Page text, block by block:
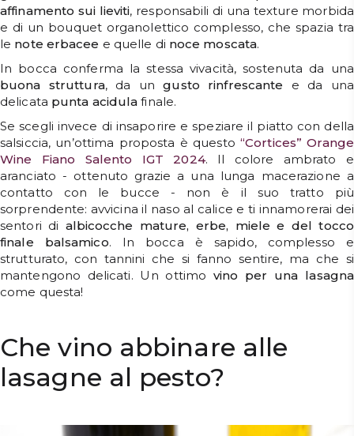
affinamento sui lieviti, responsabili di una texture morbida
e di un bouquet organolettico complesso, che spazia tra
le note erbacee e quelle di noce moscata.
In bocca conferma la stessa vivacità, sostenuta da una
buona struttura, da ungusto rinfrescante e da una
delicata punta acidula finale.
Se scegli invece di insaporire e speziare il piatto con della
salsiccia, un’ottima proposta è questo“Cortices” Orange
Wine Fiano Salento IGT 2024. Il colore ambrato e
aranciato - ottenuto grazie a una lunga macerazione a
contatto con le bucce - non è il suo tratto più
sorprendente: avvicina il naso al calice e ti innamorerai dei
sentori di albicocche mature, erbe, miele e del tocco
finale balsamico. In bocca è sapido, complesso e
strutturato, con tannini che si fanno sentire, ma che si
mantengono delicati. Un ottimo vino per una lasagna
come questa!
Che vino abbinare alle
lasagne al pesto?